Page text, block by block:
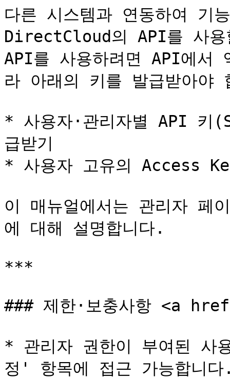
다른 시스템과 연동하여 기
DirectCloud의 API를 사
API를 사용하려면 API에서
라 아래의 키를 발급받아야
* 사용자·관리자별 API
급받기
* 사용자 고유의 Access
이 매뉴얼에서는 관리자 페
에 대해 설명합니다.
***
### 제한·보충사항 <a
* 관리자 권한이 부여된 사
정' 항목에 접근 가능합니